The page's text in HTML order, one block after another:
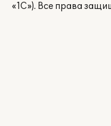
«1С»). Все права